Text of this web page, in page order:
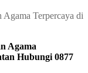
Agama
Hubungi 0877